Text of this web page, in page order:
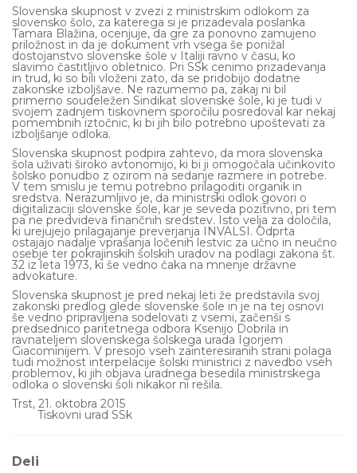
Slovenska skupnost v zvezi z ministrskim odlokom za
slovensko šolo, za katerega si je prizadevala poslanka
Tamara Blažina, ocenjuje, da gre za ponovno zamujeno
priložnost in da je dokument vrh vsega še ponižal
dostojanstvo slovenske šole v Italiji ravno v času, ko
slavimo častitljivo obletnico. Pri SSk cenimo prizadevanja
in trud, ki so bili vloženi zato, da se pridobijo dodatne
zakonske izboljšave. Ne razumemo pa, zakaj ni bil
primerno soudeležen Sindikat slovenske šole, ki je tudi v
svojem zadnjem tiskovnem sporočilu posredoval kar nekaj
pomembnih iztočnic, ki bi jih bilo potrebno upoštevati za
izboljšanje odloka.
Slovenska skupnost podpira zahtevo, da mora slovenska
šola uživati široko avtonomijo, ki bi ji omogočala učinkovito
šolsko ponudbo z ozirom na sedanje razmere in potrebe.
V tem smislu je temu potrebno prilagoditi organik in
sredstva. Nerazumljivo je, da ministrski odlok govori o
digitalizaciji slovenske šole, kar je seveda pozitivno, pri tem
pa ne predvideva finančnih sredstev. Isto velja za določila,
ki urejujejo prilagajanje preverjanja INVALSI. Odprta
ostajajo nadalje vprašanja ločenih lestvic za učno in neučno
osebje ter pokrajinskih šolskih uradov na podlagi zakona št.
32 iz leta 1973, ki še vedno čaka na mnenje državne
advokature.
Slovenska skupnost je pred nekaj leti že predstavila svoj
zakonski predlog glede slovenske šole in je na tej osnovi
še vedno pripravljena sodelovati z vsemi, začenši s
predsednico paritetnega odbora Ksenijo Dobrila in
ravnateljem slovenskega šolskega urada Igorjem
Giacominijem. V presojo vseh zainteresiranih strani polaga
tudi možnost interpelacije šolski ministrici z navedbo vseh
problemov, ki jih objava uradnega besedila ministrskega
odloka o slovenski šoli nikakor ni rešila.
Trst, 21. oktobra 2015
Tiskovni urad SSk
Deli